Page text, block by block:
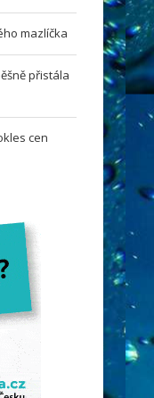
mazlíčka
přistála
cen